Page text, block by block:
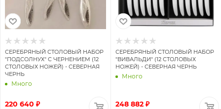
СЕРЕБРЯНЫЙ СТОЛОВЫЙ НАБОР
"ПОДСОЛНУХ" С ЧЕРНЕНИЕМ (12
СТОЛОВЫХ НОЖЕЙ) - СЕВЕРНАЯ
ЧЕРНЬ
Много
220 640 ₽
СЕРЕБРЯНЫЙ СТОЛОВЫЙ НАБОР
"ВИВАЛЬДИ" (12 СТОЛОВЫХ
НОЖЕЙ) - СЕВЕРНАЯ ЧЕРНЬ
Много
248 882 ₽